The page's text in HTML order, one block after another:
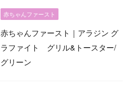
赤ちゃんファースト
赤ちゃんファースト｜アラジン グ
ラファイト グリル&トースター/
グリーン